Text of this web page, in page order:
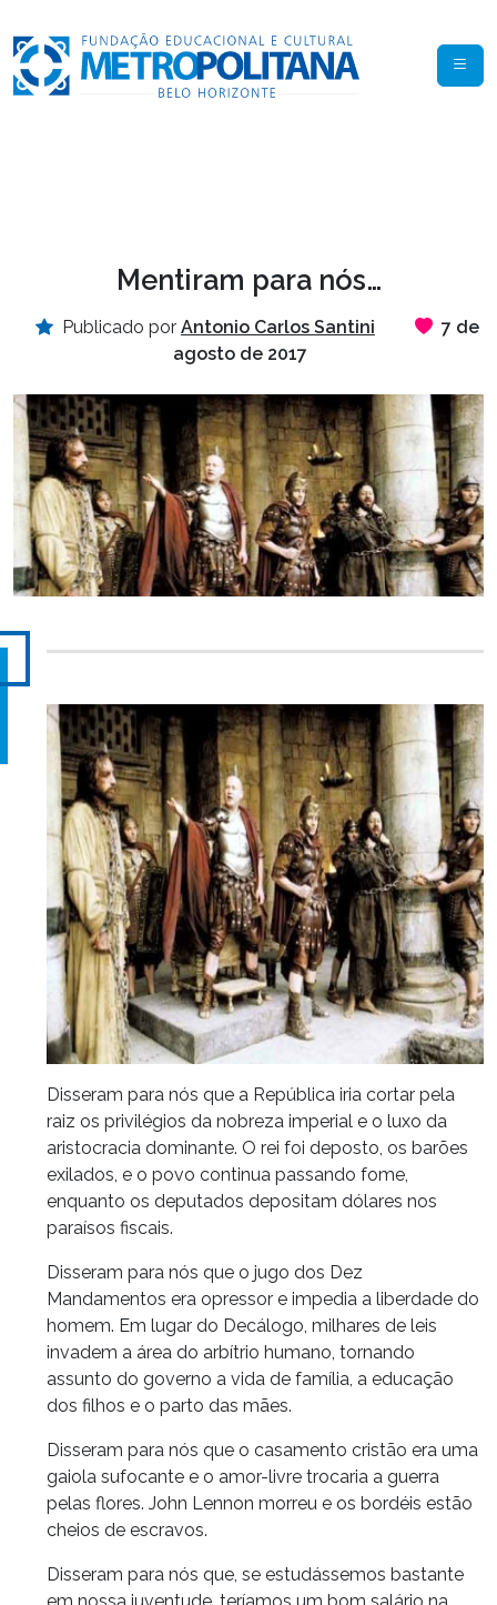
Mentiram para nós…
Publicado por Antonio Carlos Santini
7 de
agosto de 2017
Disseram para nós que a República iria cortar pela
raiz os privilégios da nobreza imperial e o luxo da
aristocracia dominante. O rei foi deposto, os barões
exilados, e o povo continua passando fome,
enquanto os deputados depositam dólares nos
paraísos fiscais.
Disseram para nós que o jugo dos Dez
Mandamentos era opressor e impedia a liberdade do
homem. Em lugar do Decálogo, milhares de leis
invadem a área do arbítrio humano, tornando
assunto do governo a vida de família, a educação
dos filhos e o parto das mães.
Disseram para nós que o casamento cristão era uma
gaiola sufocante e o amor-livre trocaria a guerra
pelas flores. John Lennon morreu e os bordéis estão
cheios de escravos.
Disseram para nós que, se estudássemos bastante